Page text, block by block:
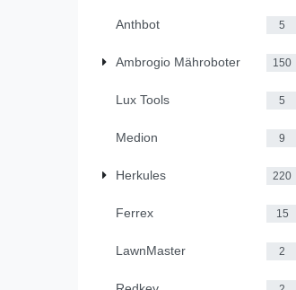
Anthbot 5
Ambrogio Mähroboter 150
Lux Tools 5
Medion 9
Herkules 220
Ferrex 15
LawnMaster 2